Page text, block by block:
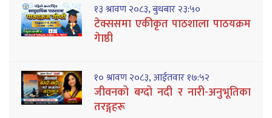
१३ श्रावण २०८३, बुधबार २३:५०
टेक्ससमा एकीकृत पाठशाला पाठयक्रम
गेाष्ठी
१० श्रावण २०८३, आईतवार १७:५२
जीवनको बग्दो नदी र नारी-अनुभूतिका
तरङ्गहरू